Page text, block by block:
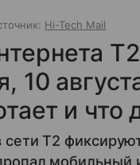
Hi-Tech Mail
10
и что
сети T2
мобильный